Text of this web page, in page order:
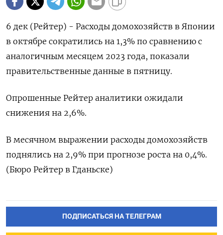
6 дек (Рейтер) - Расходы домохозяйств в Японии
в октябре сократились на 1,3% по сравнению с
аналогичным месяцем 2023 года, показали
правительственные данные в пятницу.
Опрошенные Рейтер аналитики ожидали
снижения на 2,6%.
В месячном выражении расходы домохозяйств
поднялись на 2,9% при прогнозе роста на 0,4%.
(Бюро Рейтер в Гданьске)
ПОДПИСАТЬСЯ НА ТЕЛЕГРАМ